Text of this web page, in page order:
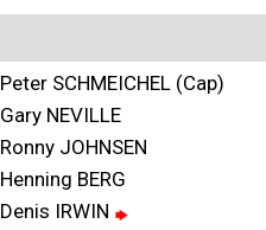
Peter SCHMEICHEL (Cap)
Gary NEVILLE
Ronny JOHNSEN
Henning BERG
Denis IRWIN